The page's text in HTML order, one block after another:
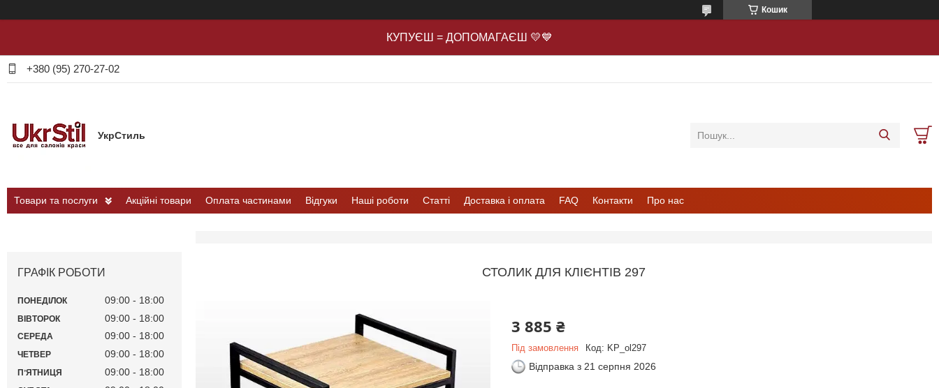
Кошик
КУПУЄШ = ДОПОМАГАЄШ 💛💙
+380 (95) 270-27-02
УкрСтиль
Товари та послуги Акційні товари Оплата частинами Відгуки Наші роботи Статті Доставка і оплата FAQ Контакти Про нас
СТОЛИК ДЛЯ КЛІЄНТІВ 297
3 885 ₴
Під замовлення Код: KP_ol297
Відправка з 21 серпня 2026
ГРАФІК РОБОТИ
ПОНЕДІЛОК 09:00 18:00
ВІВТОРОК 09:00 18:00
СЕРЕДА 09:00 18:00
ЧЕТВЕР 09:00 18:00
ПʼЯТНИЦЯ 09:00 18:00